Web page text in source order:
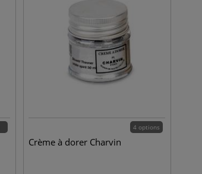
4 options
Crème à dorer Charvin